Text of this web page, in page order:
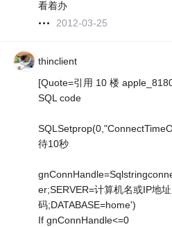
看着办
2012-03-25
thinclient
[Quote=引用 10 楼
SQL code
待10秒
er;SERVER=计算机名或IP地
码;DATABASE=home')
If gnConnHandle<=0